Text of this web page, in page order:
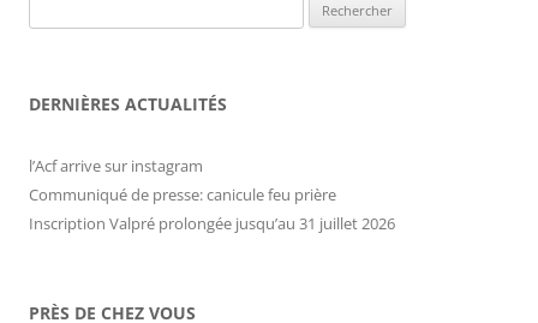
DERNIÈRES ACTUALITÉS
l’Acf arrive sur instagram
Communiqué de presse: canicule feu prière
Inscription Valpré prolongée jusqu’au 31 juillet 2026
PRÈS DE CHEZ VOUS